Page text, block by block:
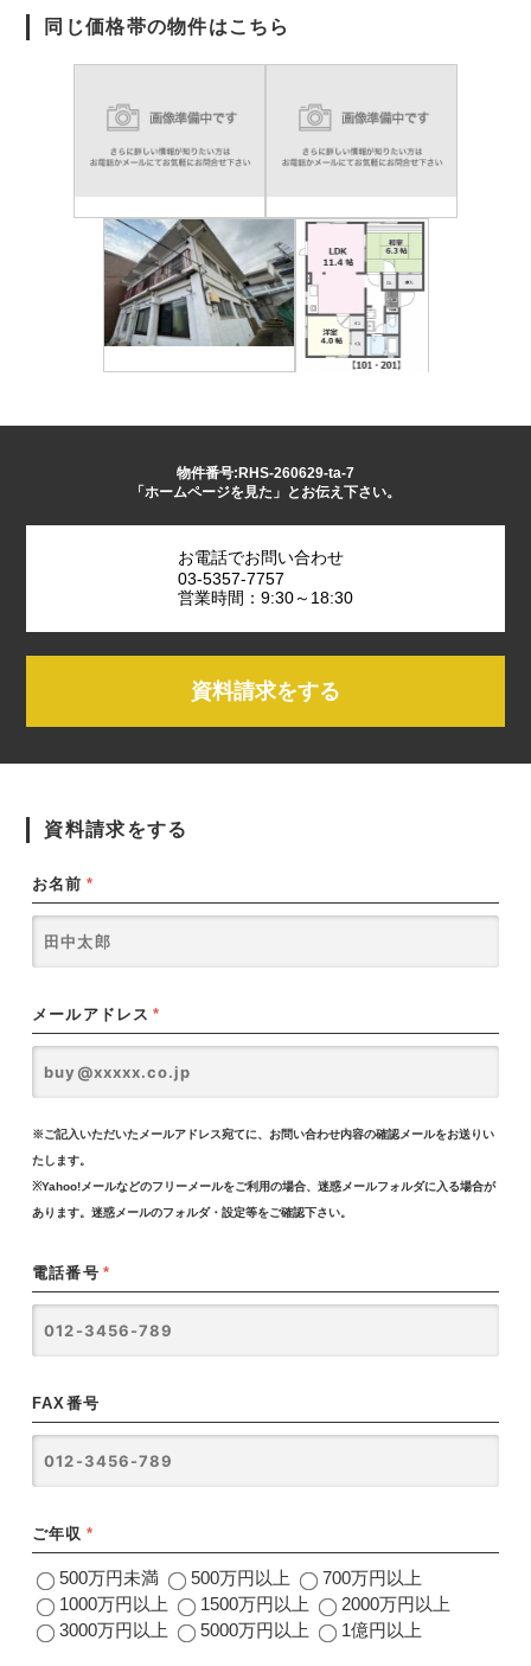
同じ価格帯の物件はこちら
物件番号:RHS-260629-ta-7
「ホームページを見た」とお伝え下さい。
お電話でお問い合わせ
03-5357-7757
営業時間：9:30～18:30
資料請求をする
資料請求をする
お名前 *
メールアドレス *
※ご記入いただいたメールアドレス宛てに、お問い合わせ内容の確認メールをお送りい
たします。
※Yahoo!メールなどのフリーメールをご利用の場合、迷惑メールフォルダに入る場合が
あります。迷惑メールのフォルダ・設定等をご確認下さい。
電話番号 *
FAX番号
ご年収 *
500万円未満 500万円以上
700万円以上
1000万円以上
1500万円以上
2000万円以上
3000万円以上
5000万円以上 1億円以上